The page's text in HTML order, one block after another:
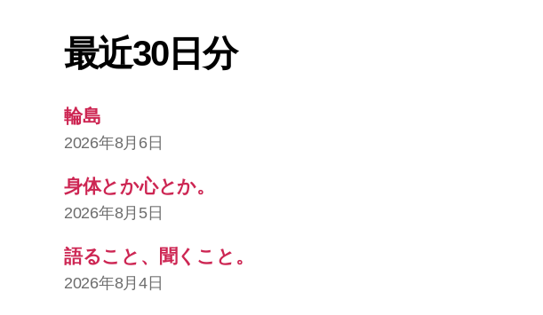
最近30日分
輪島
2026年8月6日
身体とか心とか。
2026年8月5日
語ること、聞くこと。
2026年8月4日